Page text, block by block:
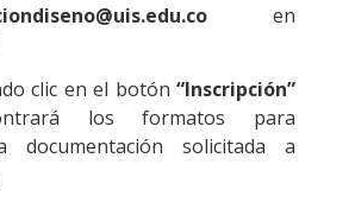
en
clic en el botón “Inscripción”
los formatos para
documentación solicitada a